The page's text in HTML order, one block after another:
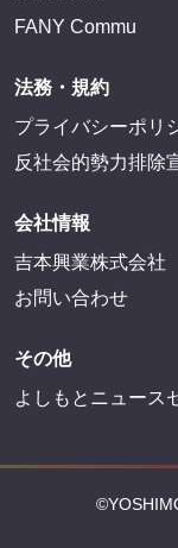
FANY Commu
法務・規約
プライバシーポリ
反社会的勢力排除
会社情報
吉本興業株式会社
お問い合わせ
その他
よしもとニュース